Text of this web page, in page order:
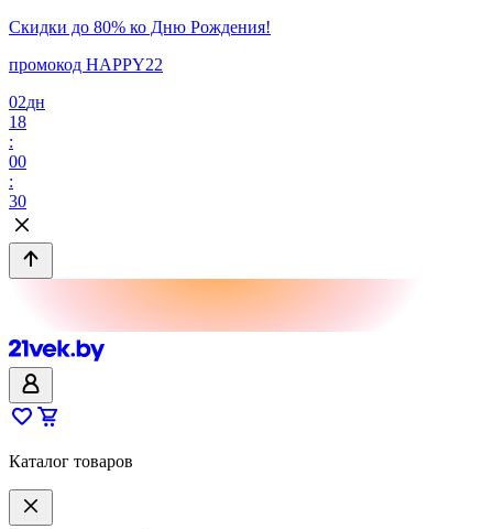
Скидки до 80% ко Дню Рождения!
промокод HAPPY22
02дн
18
:
00
:
30
Каталог товаров